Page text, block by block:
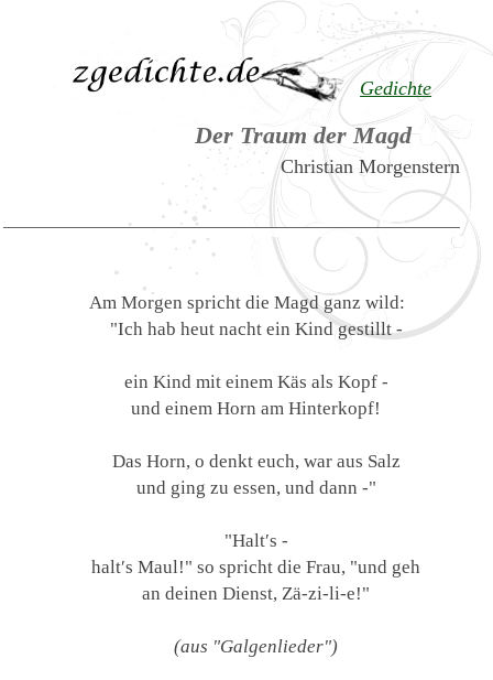
Gedichte
Der Traum der Magd
Christian Morgenstern
Am Morgen spricht die Magd ganz wild:
"Ich hab heut nacht ein Kind gestillt -
ein Kind mit einem Käs als Kopf -
und einem Horn am Hinterkopf!
Das Horn, o denkt euch, war aus Salz
und ging zu essen, und dann -"
"Halt′s -
halt′s Maul!" so spricht die Frau, "und geh
an deinen Dienst, Zä-zi-li-e!"
(aus "Galgenlieder")